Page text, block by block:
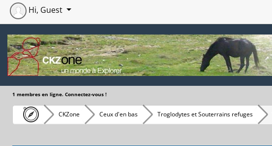
Hi, Guest
1 membres en ligne. Connectez-vous !
CKZone Ceux d'en bas Troglodytes et Souterrains refuges